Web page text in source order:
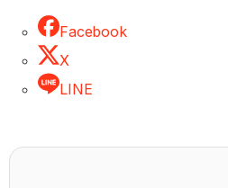
Facebook
X
LINE